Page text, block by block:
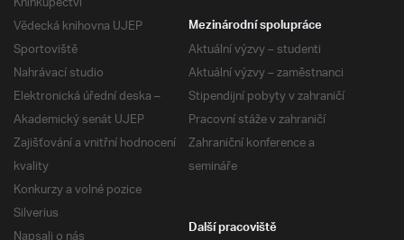
Vědecká knihovna UJEP
Sportoviště
Nahrávací studio
Elektronická úřední deska –
Akademický senát UJEP
Zajišťování a vnitřní hodnocení
kvality
Konkurzy a volné pozice
Silverius
Mezinárodní spolupráce
Aktuální výzvy – studenti
Aktuální výzvy – zaměstnanci
Stipendijní pobyty v zahraničí
Pracovní stáže v zahraničí
Zahraniční konference a
semináře
Další pracoviště